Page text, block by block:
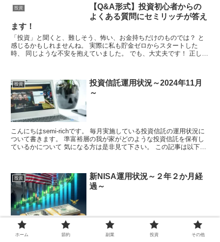
投資
【Q&A形式】投資初心者からの
よくある質問にセミリッチが答え
ます！
「投資」と聞くと、難しそう、怖い、お金持ちだけのものでは？ と
感じるかもしれませんね。 実際に私も貯金ゼロからスタートした
時、 同じような不安を抱えていました。 でも、大丈夫です！ 正しい
投資
投資信託運用状況～2024年11月
～
こんにちはsemi-richです。 毎月実施している投資信託の運用状況に
ついて書きます。 準富裕層の我が家がどのような投資信託を保有し
ているかについて 気になる方は是非見て下さい。 この記事は以下の
投資
新NISA運用状況～２年２か月経
過～
こんにちはsemi-richです。 今月も新NISAの運用状況を報告します。
新NISAは3年目に突入し、我が家の資産形成も着実に積み上がってき
ホーム 節約 副業 投資 その他